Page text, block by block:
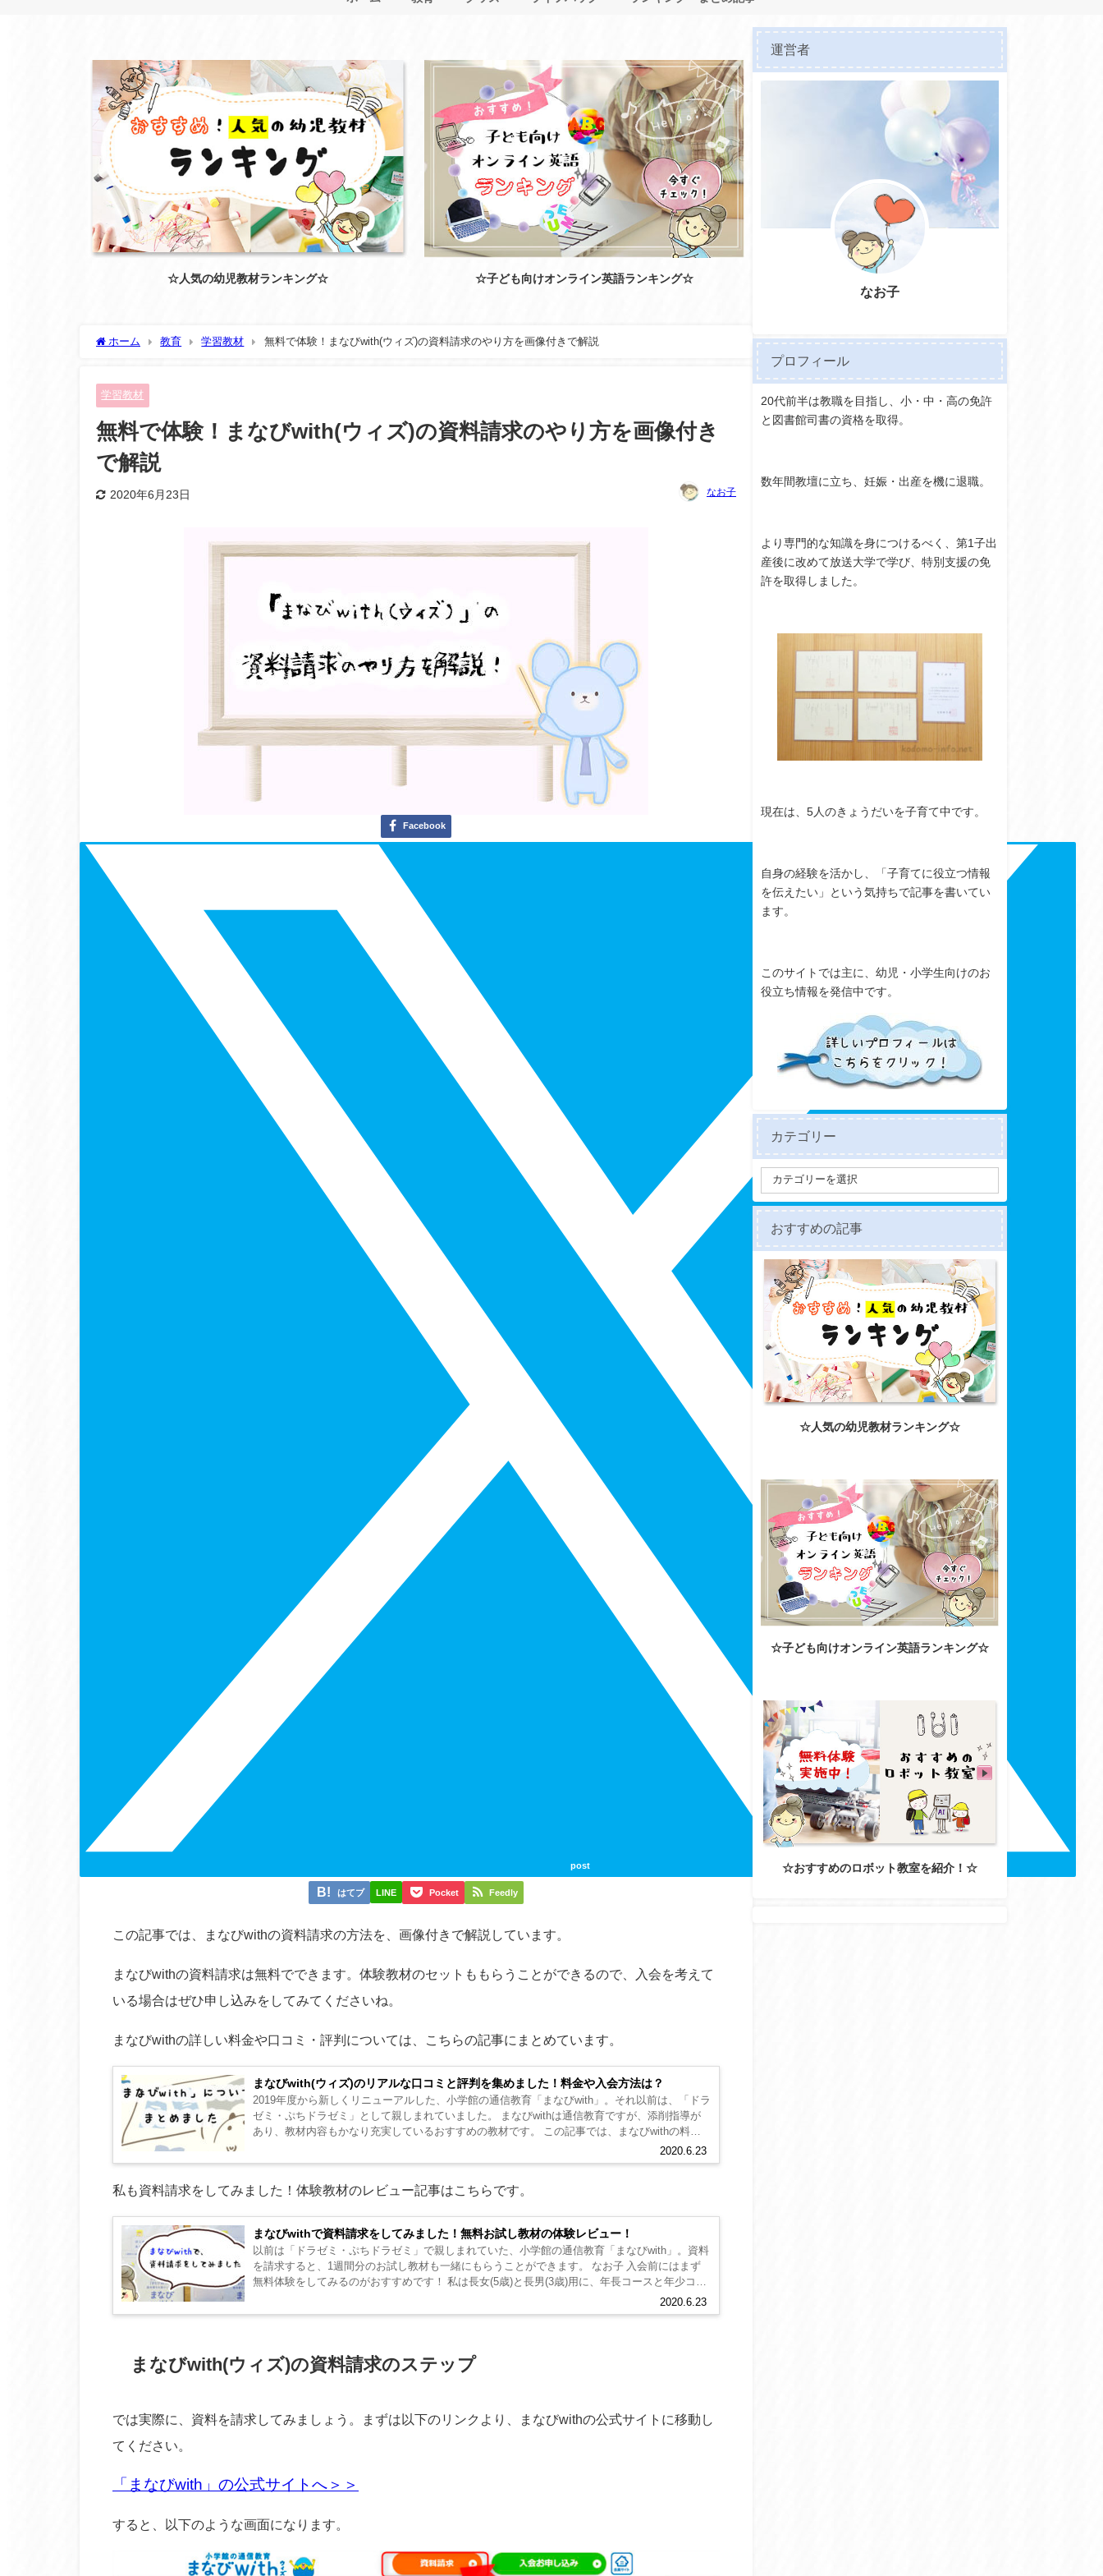
☆人気の幼児教材ランキング☆ ☆子ども向けオンライン英語ランキング☆
ホーム 教育 学習教材 無料で体験！まなびwith(ウィズ)の資料請求のやり方を画像付きで解説
学習教材
無料で体験！まなびwith(ウィズ)の資料請求のやり方を画像付き
で解説
2020年6月23日 なお子
Facebook
post
はてブ LINE Pocket Feedly
この記事では、まなびwithの資料請求の方法を、画像付きで解説しています。
まなびwithの資料請求は無料でできます。体験教材のセットももらうことができるので、入会を考えて
いる場合はぜひ申し込みをしてみてくださいね。
まなびwithの詳しい料金や口コミ・評判については、こちらの記事にまとめています。
まなびwith(ウィズ)のリアルな口コミと評判を集めました！料金や入会方法は？
2020.6.23
2019年度から新しくリニューアルした、小学館の通信教育「まなびwith」。それ以前は、「ドラ
ゼミ・ぷちドラゼミ」として親しまれていました。 まなびwithは通信教育ですが、添削指導が
あり、教材内容もかなり充実しているおすすめの教材です。 この記事では、まなびwithの料金
私も資料請求をしてみました！体験教材のレビュー記事はこちらです。
まなびwithで資料請求をしてみました！無料お試し教材の体験レビュー！
2020.6.23
以前は「ドラゼミ・ぷちドラゼミ」で親しまれていた、小学館の通信教育「まなびwith」。資料
を請求すると、1週間分のお試し教材も一緒にもらうことができます。 なお子 入会前にはまず
無料体験をしてみるのがおすすめです！ 私は長女(5歳)と長男(3歳)用に、年長コースと年少コー
まなびwith(ウィズ)の資料請求のステップ
では実際に、資料を請求してみましょう。まずは以下のリンクより、まなびwithの公式サイトに移動し
てください。
「まなびwith」の公式サイトへ＞＞
すると、以下のような画面になります。
運営者
なお子
プロフィール
20代前半は教職を目指し、小・中・高の免許
と図書館司書の資格を取得。
数年間教壇に立ち、妊娠・出産を機に退職。
より専門的な知識を身につけるべく、第1子出
産後に改めて放送大学で学び、特別支援の免
許を取得しました。
現在は、5人のきょうだいを子育て中です。
自身の経験を活かし、「子育てに役立つ情報
を伝えたい」という気持ちで記事を書いてい
ます。
このサイトでは主に、幼児・小学生向けのお
役立ち情報を発信中です。
カテゴリー
おすすめの記事
☆人気の幼児教材ランキング☆
☆子ども向けオンライン英語ランキング☆
☆おすすめのロボット教室を紹介！☆